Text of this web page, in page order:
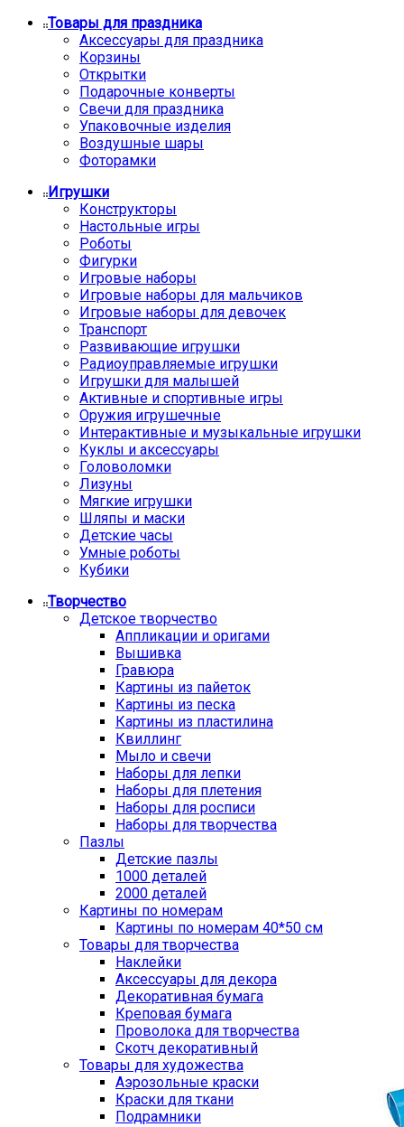
Товары для праздника
Аксессуары для праздника
Корзины
Открытки
Подарочные конверты
Свечи для праздника
Упаковочные изделия
Воздушные шары
Фоторамки
Игрушки
Конструкторы
Настольные игры
Роботы
Фигурки
Игровые наборы
Игровые наборы для мальчиков
Игровые наборы для девочек
Транспорт
Развивающие игрушки
Радиоуправляемые игрушки
Игрушки для малышей
Активные и спортивные игры
Оружия игрушечные
Интерактивные и музыкальные игрушки
Куклы и аксессуары
Головоломки
Лизуны
Мягкие игрушки
Шляпы и маски
Детские часы
Умные роботы
Кубики
Творчество
Детское творчество
Аппликации и оригами
Вышивка
Гравюра
Картины из пайеток
Картины из песка
Картины из пластилина
Квиллинг
Мыло и свечи
Наборы для лепки
Наборы для плетения
Наборы для росписи
Наборы для творчества
Пазлы
Детские пазлы
1000 деталей
2000 деталей
Картины по номерам
Картины по номерам 40*50 см
Товары для творчества
Наклейки
Аксессуары для декора
Декоративная бумага
Креповая бумага
Проволока для творчества
Скотч декоративный
Товары для художества
Аэрозольные краски
Краски для ткани
Подрамники